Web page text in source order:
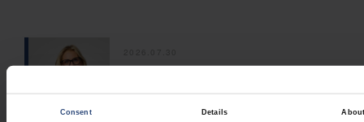
Consent Details About
NOUVELLES CORPORATIVES